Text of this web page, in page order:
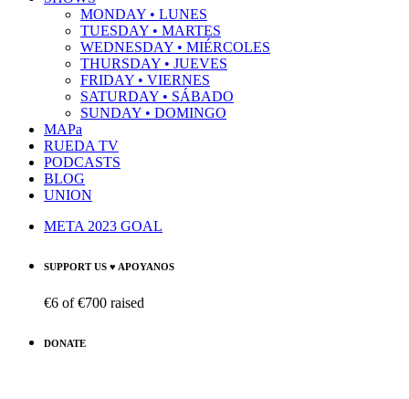
MONDAY • LUNES
TUESDAY • MARTES
WEDNESDAY • MIÉRCOLES
THURSDAY • JUEVES
FRIDAY • VIERNES
SATURDAY • SÁBADO
SUNDAY • DOMINGO
MAPa
RUEDA TV
PODCASTS
BLOG
UNION
META 2023 GOAL
SUPPORT US ♥ APOYANOS
€6 of€700 raised
DONATE